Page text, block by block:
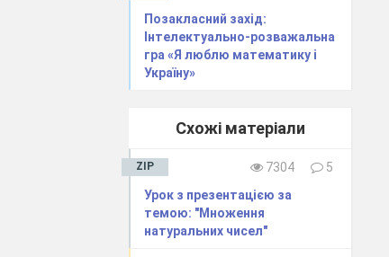
Позакласний захід:
Інтелектуально-розважальна
гра «Я люблю математику і
Україну»
Схожі матеріали
ZIP 7304
5
Урок з презентацією за
темою: "Множення
натуральних чисел"